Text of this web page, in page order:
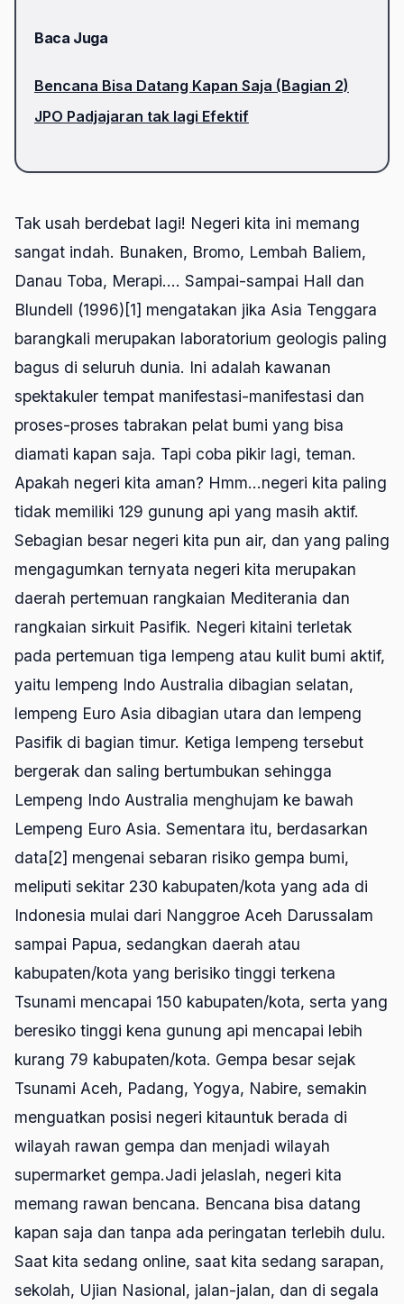
Baca Juga
Bencana Bisa Datang Kapan Saja (Bagian 2)
JPO Padjajaran tak lagi Efektif
Tak usah berdebat lagi! Negeri kita ini memang
sangat indah. Bunaken, Bromo, Lembah Baliem,
Danau Toba, Merapi.... Sampai-sampai Hall dan
Blundell (1996)[1] mengatakan jika Asia Tenggara
barangkali merupakan laboratorium geologis paling
bagus di seluruh dunia. Ini adalah kawanan
spektakuler tempat manifestasi-manifestasi dan
proses-proses tabrakan pelat bumi yang bisa
diamati kapan saja. Tapi coba pikir lagi, teman.
Apakah negeri kita aman? Hmm...negeri kita paling
tidak memiliki 129 gunung api yang masih aktif.
Sebagian besar negeri kita pun air, dan yang paling
mengagumkan ternyata negeri kita merupakan
daerah pertemuan rangkaian Mediterania dan
rangkaian sirkuit Pasifik. Negeri kitaini terletak
pada pertemuan tiga lempeng atau kulit bumi aktif,
yaitu lempeng Indo Australia dibagian selatan,
lempeng Euro Asia dibagian utara dan lempeng
Pasifik di bagian timur. Ketiga lempeng tersebut
bergerak dan saling bertumbukan sehingga
Lempeng Indo Australia menghujam ke bawah
Lempeng Euro Asia. Sementara itu, berdasarkan
data[2] mengenai sebaran risiko gempa bumi,
meliputi sekitar 230 kabupaten/kota yang ada di
Indonesia mulai dari Nanggroe Aceh Darussalam
sampai Papua, sedangkan daerah atau
kabupaten/kota yang berisiko tinggi terkena
Tsunami mencapai 150 kabupaten/kota, serta yang
beresiko tinggi kena gunung api mencapai lebih
kurang 79 kabupaten/kota. Gempa besar sejak
Tsunami Aceh, Padang, Yogya, Nabire, semakin
menguatkan posisi negeri kitauntuk berada di
wilayah rawan gempa dan menjadi wilayah
supermarket gempa.Jadi jelaslah, negeri kita
memang rawan bencana. Bencana bisa datang
kapan saja dan tanpa ada peringatan terlebih dulu.
Saat kita sedang online, saat kita sedang sarapan,
sekolah, Ujian Nasional, jalan-jalan, dan di segala